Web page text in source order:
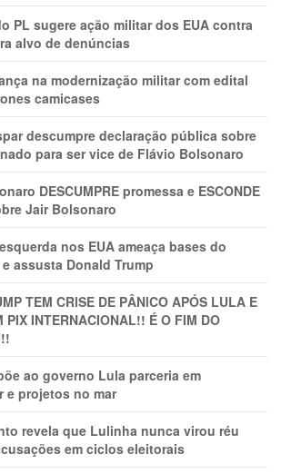
PL sugere ação militar dos EUA contra
alvo de denúncias
na modernização militar com edital
camicases
descumpre declaração pública sobre
para ser vice de Flávio Bolsonaro
DESCUMPRE promessa e ESCONDE
Jair Bolsonaro
nos EUA ameaça bases do
assusta Donald Trump
TEM CRlSE DE PÂNlCO APÓS LULA E
PIX INTERNACIONAL!! É O FIM DO
ao governo Lula parceria em
e projetos no mar
revela que Lulinha nunca virou réu
em ciclos eleitorais